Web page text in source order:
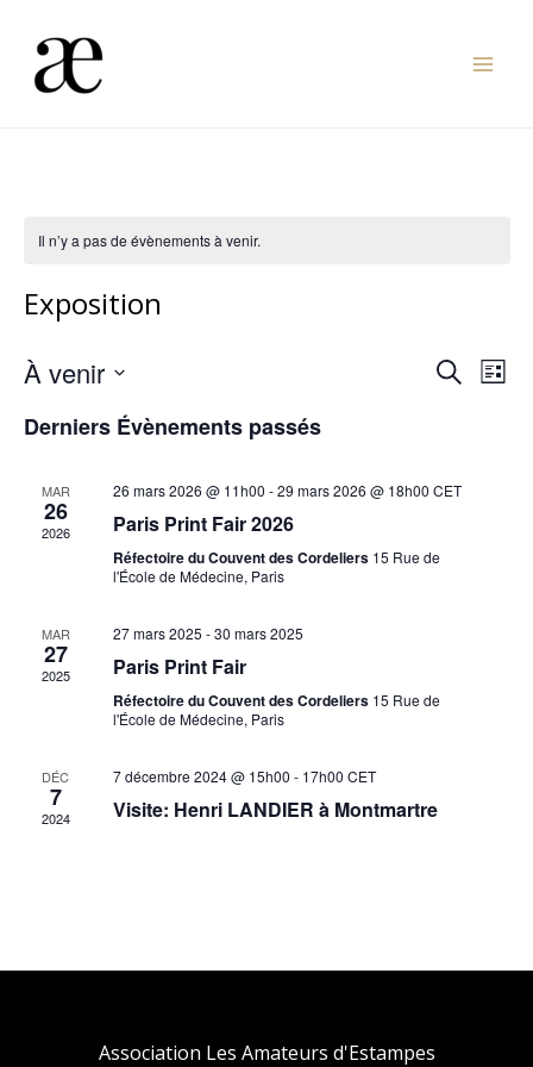
contenu
Il n’y a pas de évènements à venir.
Exposition
de
vues
Recherche
Liste
À venir
une
Derniers Évènements passés
MAR
26
2026
26 mars 2026 @ 11h00 -29 mars 2026 @ 18h00 CET
Paris Print Fair 2026
Réfectoire du Couvent des Cordeliers 15 Rue de
l'École de Médecine, Paris
MAR
27
2025
27 mars 2025 -30 mars 2025
Paris Print Fair
Réfectoire du Couvent des Cordeliers 15 Rue de
l'École de Médecine, Paris
DÉC
7
2024
7 décembre 2024 @ 15h00 - 17h00 CET
Visite: Henri LANDIER à Montmartre
Association Les Amateurs d'Estampes